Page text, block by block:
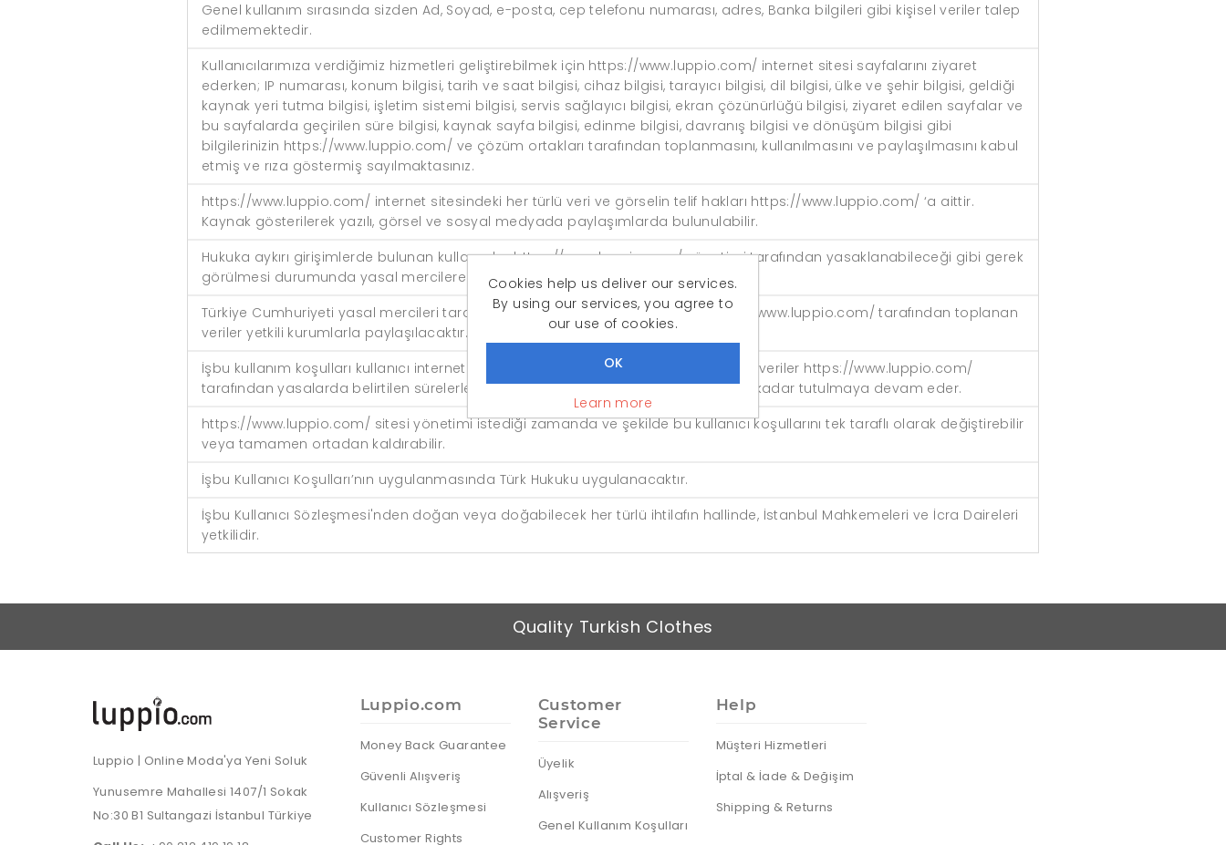
Genel kullanım sırasında sizden Ad, Soyad, e-posta, cep telefonu numarası, adres, Banka bilgileri gibi kişisel veriler talep
edilmemektedir.
Kullanıcılarımıza verdiğimiz hizmetleri geliştirebilmek için https://www.luppio.com/ internet sitesi sayfalarını ziyaret
ederken; IP numarası, konum bilgisi, tarih ve saat bilgisi, cihaz bilgisi, tarayıcı bilgisi, dil bilgisi, ülke ve şehir bilgisi, geldiği
kaynak yeri tutma bilgisi, işletim sistemi bilgisi, servis sağlayıcı bilgisi, ekran çözünürlüğü bilgisi, ziyaret edilen sayfalar ve
bu sayfalarda geçirilen süre bilgisi, kaynak sayfa bilgisi, edinme bilgisi, davranış bilgisi ve dönüşüm bilgisi gibi
bilgilerinizin https://www.luppio.com/ ve çözüm ortakları tarafından toplanmasını, kullanılmasını ve paylaşılmasını kabul
etmiş ve rıza göstermiş sayılmaktasınız.
https://www.luppio.com/ internet sitesindeki her türlü veri ve görselin telif hakları https://www.luppio.com/ ‘a aittir.
Kaynak gösterilerek yazılı, görsel ve sosyal medyada paylaşımlarda bulunulabilir.
Hukuka aykırı girişimlerde bulunan kullanıcılar https://www.luppio.com/ yönetimi tarafından yasaklanabileceği gibi gerek
görülmesi durumunda yasal mercilere de başvurulacaktır.
Türkiye Cumhuriyeti yasal mercileri tarafından talep edilmesi durumunda https://www.luppio.com/ tarafından toplanan
veriler yetkili kurumlarla paylaşılacaktır.
İşbu kullanım koşulları kullanıcı internet sitesinde girdiği anda başlar ve toplanan veriler https://www.luppio.com/
tarafından yasalarda belirtilen sürelerle sınırla kalmak kaydıyla belirlenen süreye kadar tutulmaya devam eder.
https://www.luppio.com/ sitesi yönetimi istediği zamanda ve şekilde bu kullanıcı koşullarını tek taraflı olarak değiştirebilir
veya tamamen ortadan kaldırabilir.
İşbu Kullanıcı Koşulları’nın uygulanmasında Türk Hukuku uygulanacaktır.
İşbu Kullanıcı Sözleşmesi'nden doğan veya doğabilecek her türlü ihtilafın hallinde, İstanbul Mahkemeleri ve İcra Daireleri
yetkilidir.
Quality Turkish Clothes
Luppio | Online Moda'ya Yeni Soluk
Yunusemre Mahallesi 1407/1 Sokak
No:30 B1 Sultangazi İstanbul Türkiye
Luppio.com
Money Back Guarantee
Güvenli Alışveriş
Kullanıcı Sözleşmesi
Customer Rights
Customer
Service
Üyelik
Alışveriş
Genel Kullanım Koşulları
Help
Müşteri Hizmetleri
İptal & İade & Değişim
Shipping & Returns
Cookies help us deliver our services.
By using our services, you agree to
our use of cookies.
Learn more